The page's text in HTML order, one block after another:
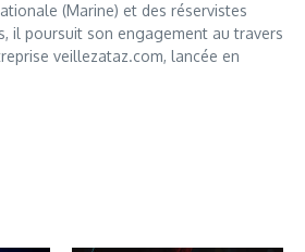
(Marine) et des réservistes
il poursuit son engagement au travers
veillezataz.com, lancée en